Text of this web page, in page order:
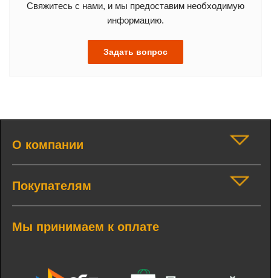
Свяжитесь с нами, и мы предоставим необходимую
информацию.
Задать вопрос
О компании
Покупателям
Мы принимаем к оплате